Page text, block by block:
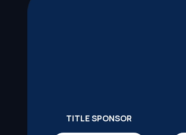
TITLE SPONSOR